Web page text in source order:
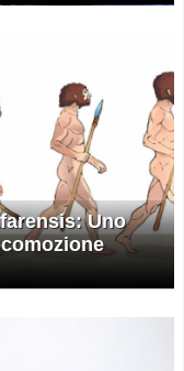
Uno